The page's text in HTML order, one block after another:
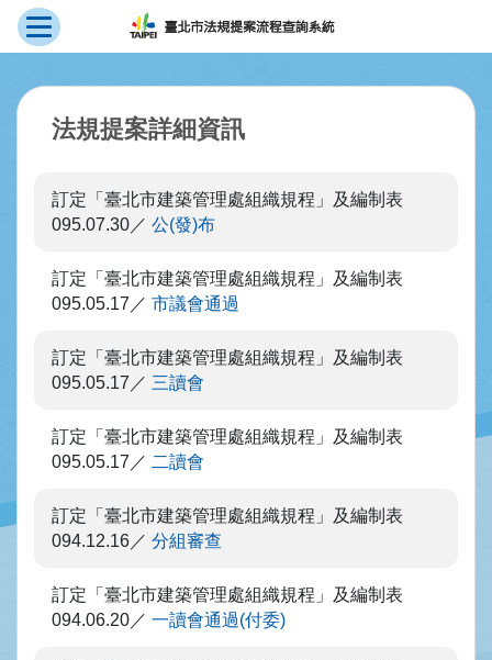
跳到主要內容
展開選單
法規提案詳細資訊
訂定「臺北市建築管理處組織規程」及編制表
095.07.30
公(發)布
訂定「臺北市建築管理處組織規程」及編制表
095.05.17
市議會通過
訂定「臺北市建築管理處組織規程」及編制表
095.05.17
三讀會
訂定「臺北市建築管理處組織規程」及編制表
095.05.17
二讀會
訂定「臺北市建築管理處組織規程」及編制表
094.12.16
分組審查
訂定「臺北市建築管理處組織規程」及編制表
094.06.20
一讀會通過(付委)